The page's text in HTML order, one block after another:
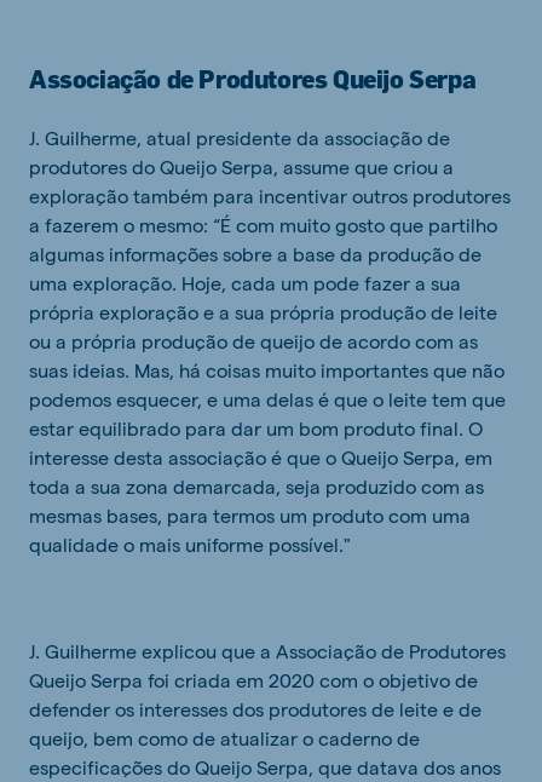
Associação de Produtores Queijo Serpa
J. Guilherme, atual presidente da associação de
produtores do Queijo Serpa, assume que criou a
exploração também para incentivar outros produtores
a fazerem o mesmo: “É com muito gosto que partilho
algumas informações sobre a base da produção de
uma exploração. Hoje, cada um pode fazer a sua
própria exploração e a sua própria produção de leite
ou a própria produção de queijo de acordo com as
suas ideias. Mas, há coisas muito importantes que não
podemos esquecer, e uma delas é que o leite tem que
estar equilibrado para dar um bom produto final. O
interesse desta associação é que o Queijo Serpa, em
toda a sua zona demarcada, seja produzido com as
mesmas bases, para termos um produto com uma
qualidade o mais uniforme possível."
J. Guilherme explicou que a Associação de Produtores
Queijo Serpa foi criada em 2020 com o objetivo de
defender os interesses dos produtores de leite e de
queijo, bem como de atualizar o caderno de
especificações do Queijo Serpa, que datava dos anos